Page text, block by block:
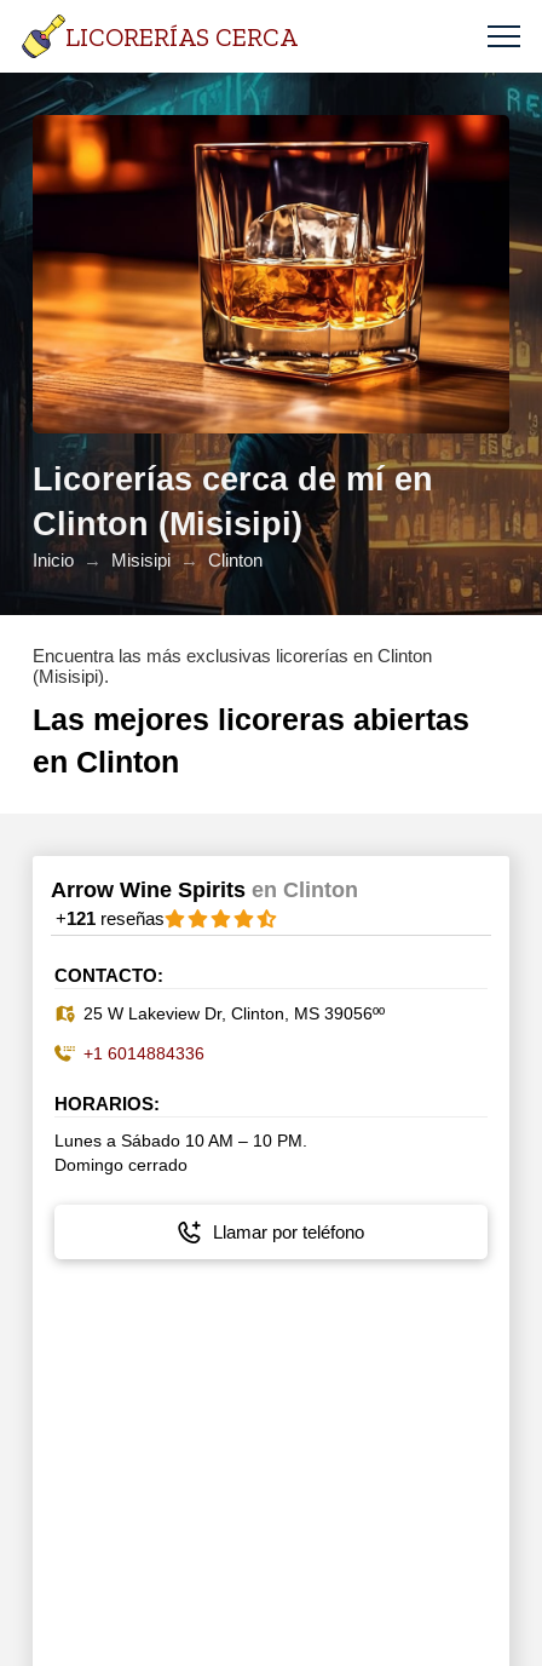
LICORERÍAS CERCA
Licorerías cerca de mí en
Clinton (Misisipi)
Inicio → Misisipi → Clinton
Encuentra las más exclusivas licorerías en Clinton
(Misisipi).
Las mejores licoreras abiertas
en Clinton
Arrow Wine Spirits en Clinton
+121reseñas
CONTACTO:
25 W Lakeview Dr, Clinton, MS 39056ºº
+1 6014884336
HORARIOS:
Lunes a Sábado 10 AM – 10 PM.
Domingo cerrado
Llamar por teléfono